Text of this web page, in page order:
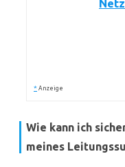
* Anzeige
Wie kann ich
meines